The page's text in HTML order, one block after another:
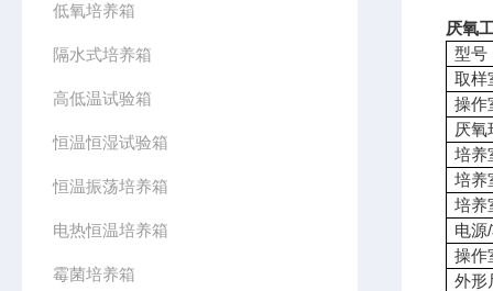
低氧培养箱
隔水式培养箱
高低温试验箱
恒温恒湿试验箱
恒温振荡培养箱
电热恒温培养箱
霉菌培养箱
厌氧
型号
取样
操作
厌氧
培养
培养
培养
电源
操作
外形